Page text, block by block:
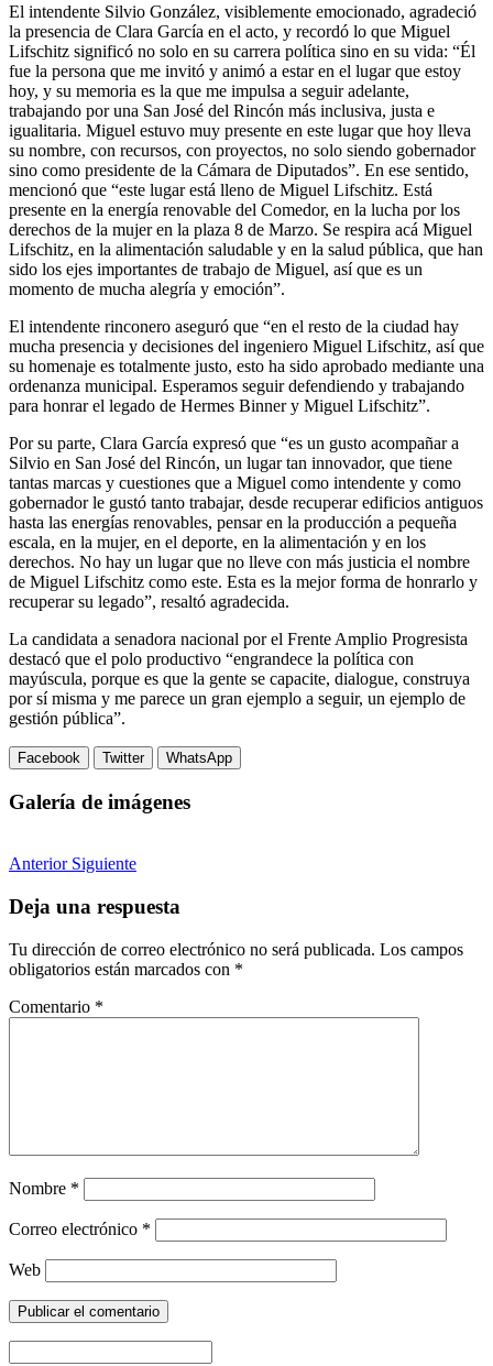
El intendente Silvio González, visiblemente emocionado, agradeció
la presencia de Clara García en el acto, y recordó lo que Miguel
Lifschitz significó no solo en su carrera política sino en su vida: “Él
fue la persona que me invitó y animó a estar en el lugar que estoy
hoy, y su memoria es la que me impulsa a seguir adelante,
trabajando por una San José del Rincón más inclusiva, justa e
igualitaria. Miguel estuvo muy presente en este lugar que hoy lleva
su nombre, con recursos, con proyectos, no solo siendo gobernador
sino como presidente de la Cámara de Diputados”. En ese sentido,
mencionó que “este lugar está lleno de Miguel Lifschitz. Está
presente en la energía renovable del Comedor, en la lucha por los
derechos de la mujer en la plaza 8 de Marzo. Se respira acá Miguel
Lifschitz, en la alimentación saludable y en la salud pública, que han
sido los ejes importantes de trabajo de Miguel, así que es un
momento de mucha alegría y emoción”.
El intendente rinconero aseguró que “en el resto de la ciudad hay
mucha presencia y decisiones del ingeniero Miguel Lifschitz, así que
su homenaje es totalmente justo, esto ha sido aprobado mediante una
ordenanza municipal. Esperamos seguir defendiendo y trabajando
para honrar el legado de Hermes Binner y Miguel Lifschitz”.
Por su parte, Clara García expresó que “es un gusto acompañar a
Silvio en San José del Rincón, un lugar tan innovador, que tiene
tantas marcas y cuestiones que a Miguel como intendente y como
gobernador le gustó tanto trabajar, desde recuperar edificios antiguos
hasta las energías renovables, pensar en la producción a pequeña
escala, en la mujer, en el deporte, en la alimentación y en los
derechos. No hay un lugar que no lleve con más justicia el nombre
de Miguel Lifschitz como este. Esta es la mejor forma de honrarlo y
recuperar su legado”, resaltó agradecida.
La candidata a senadora nacional por el Frente Amplio Progresista
destacó que el polo productivo “engrandece la política con
mayúscula, porque es que la gente se capacite, dialogue, construya
por sí misma y me parece un gran ejemplo a seguir, un ejemplo de
gestión pública”.
Facebook Twitter WhatsApp
Galería de imágenes
Anterior Siguiente
Deja una respuesta
Tu dirección de correo electrónico no será publicada. Los campos
obligatorios están marcados con *
Comentario *
Nombre *
Correo electrónico *
Web